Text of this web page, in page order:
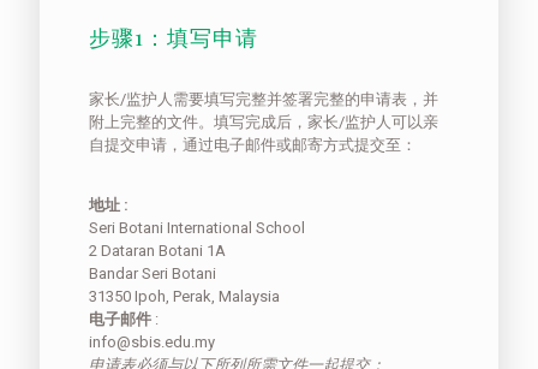
步骤1：填写申请
家长/监护人需要填写完整并签署完整的申请表，并
附上完整的文件。填写完成后，家长/监护人可以亲
自提交申请，通过电子邮件或邮寄方式提交至：
地址 :
Seri Botani International School
2 Dataran Botani 1A
Bandar Seri Botani
31350 Ipoh, Perak, Malaysia
电子邮件:
info@sbis.edu.my
申请表必须与以下所列所需文件一起提交：